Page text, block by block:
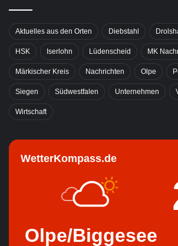
Aktuelles aus den Orten Diebstahl
HSK Iserlohn Lüdenscheid MK
Märkischer Kreis Nachrichten Olpe
Siegen Südwestfalen Unternehmen
Wirtschaft
WetterKompass.de
Olpe/Biggesee